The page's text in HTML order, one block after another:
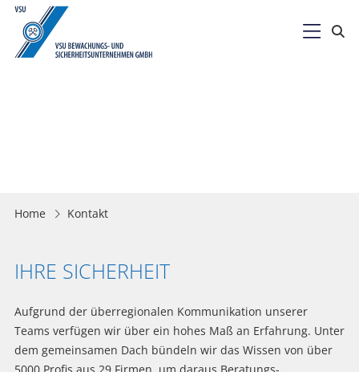

Home Kontakt
IHRE SICHERHEIT
Aufgrund der überregionalen Kommunikation unserer
Teams verfügen wir über ein hohes Maß an Erfahrung. Unter
dem gemeinsamen Dach bündeln wir das Wissen von über